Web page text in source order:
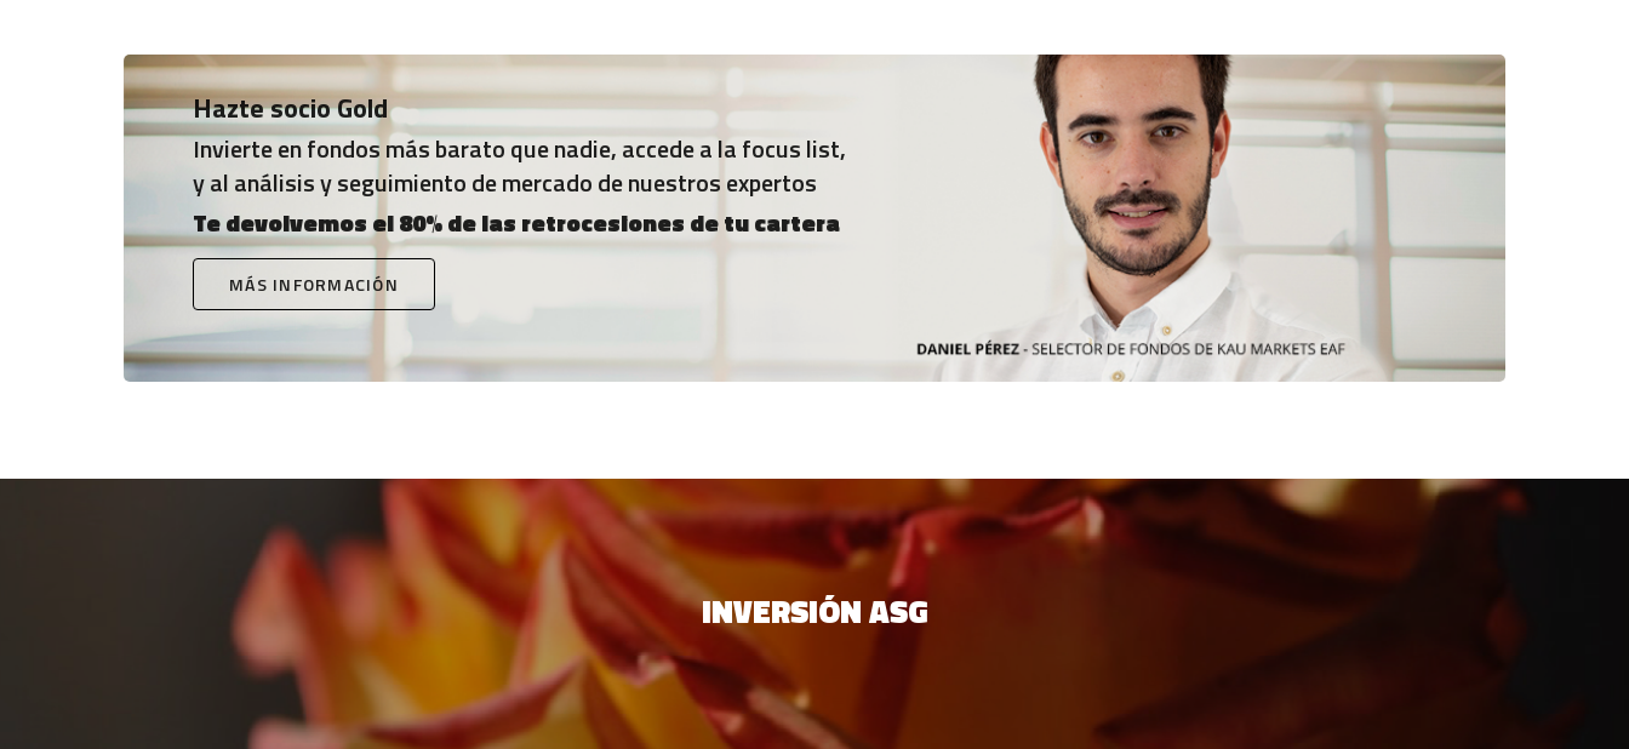
Hazte socio Gold
Invierte en fondos más barato que nadie, accede a la focus list,
y al análisis y seguimiento de mercado de nuestros expertos
Te devolvemos el 80% de las retrocesiones de tu cartera
MÁS INFORMACIÓN
INVERSIÓN ASG